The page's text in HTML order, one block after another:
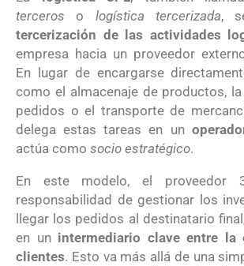
terceros o logística tercerizada,
tercerización de las actividades
empresa hacia un proveedor
En lugar de encargarse
como el almacenaje de productos,
pedidos o el transporte de
delega estas tareas en un
actúa como socio estratégico.
En este modelo, el proveedor
responsabilidad de gestionar los
llegar los pedidos al destinatario
en un intermediario clave entre la
clientes. Esto va más allá de una